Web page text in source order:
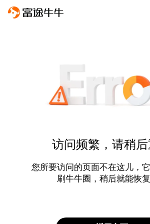
访问频繁，请稍
您所要访问的页面不在这儿，
刷牛牛圈，稍后就能恢